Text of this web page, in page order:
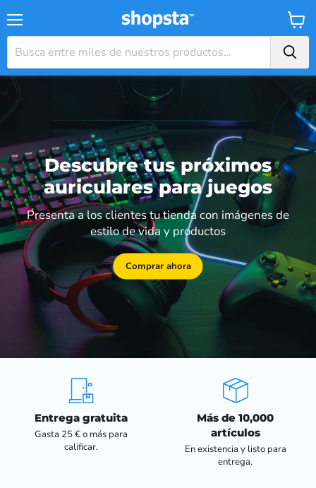
Carrito
Descubre tus próximos
auriculares para juegos
Presenta a los clientes tu tienda con imágenes de
estilo de vida y productos
Comprar ahora
Entrega gratuita
Gasta 25 € o más para
calificar.
Más de 10,000
artículos
En existencia y listo para
entrega.